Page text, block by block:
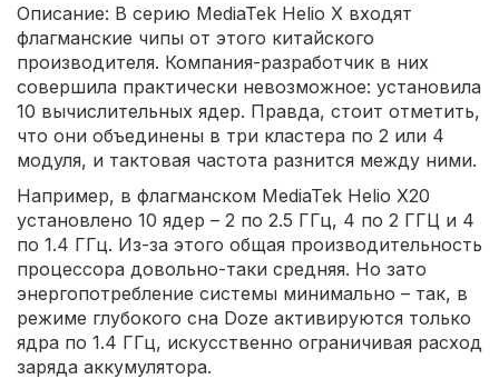
Описание: В серию MediaTek Helio X входят
флагманские чипы от этого китайского
производителя. Компания-разработчик в них
совершила практически невозможное: установила
10 вычислительных ядер. Правда, стоит отметить,
что они объединены в три кластера по 2 или 4
модуля, и тактовая частота разнится между ними.
Например, в флагманском MediaTek Helio X20
установлено 10 ядер – 2 по 2.5 ГГц, 4 по 2 ГГЦ и 4
по 1.4 ГГц. Из-за этого общая производительность
процессора довольно-таки средняя. Но зато
энергопотребление системы минимально – так, в
режиме глубокого сна Doze активируются только
ядра по 1.4 ГГц, искусственно ограничивая расход
заряда аккумулятора.